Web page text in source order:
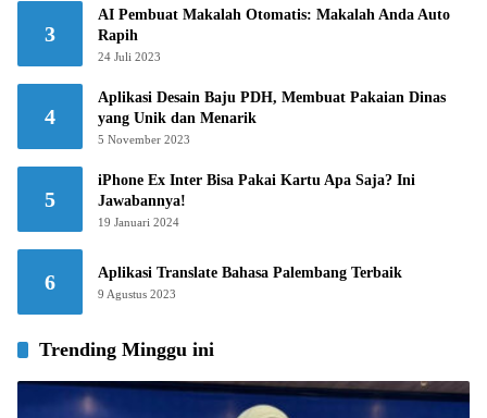
3
AI Pembuat Makalah Otomatis: Makalah Anda Auto
Rapih
24 Juli 2023
4
Aplikasi Desain Baju PDH, Membuat Pakaian Dinas
yang Unik dan Menarik
5 November 2023
5
iPhone Ex Inter Bisa Pakai Kartu Apa Saja? Ini
Jawabannya!
19 Januari 2024
6 Aplikasi Translate Bahasa Palembang Terbaik
9 Agustus 2023
Trending Minggu ini